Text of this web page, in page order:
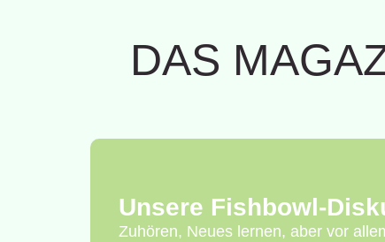
DAS
Unsere Fishbowl-
Zuhören, Neues lernen, aber vor